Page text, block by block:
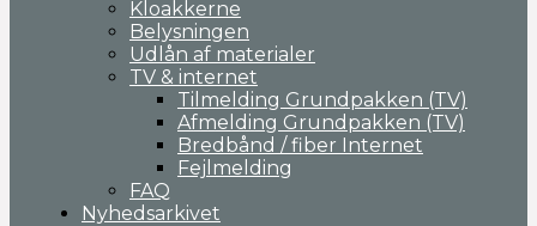
Kloakkerne
Belysningen
Udlån af materialer
TV & internet
Tilmelding Grundpakken (TV)
Afmelding Grundpakken (TV)
Bredbånd / fiber Internet
Fejlmelding
FAQ
Nyhedsarkivet